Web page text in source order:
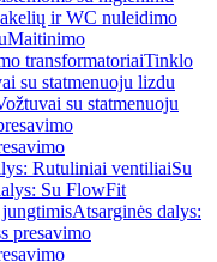
ir WC nuleidimo
Maitinimo
transformatoriaiTinklo
su statmenuoju lizdu
su statmenuoju
Rutuliniai ventiliaiSu
Su FlowFit
Atsarginės dalys:
presavimo